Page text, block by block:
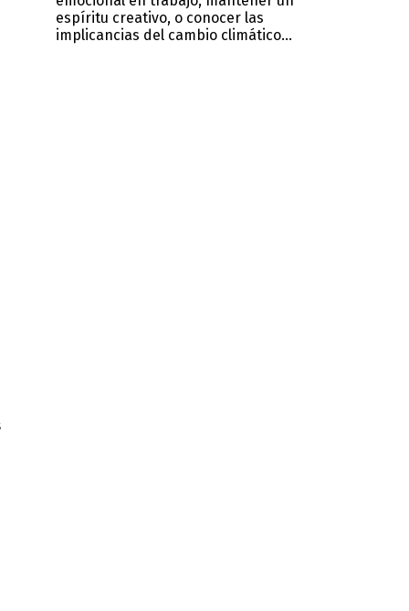
espíritu creativo, o conocer las
implicancias del cambio climático...